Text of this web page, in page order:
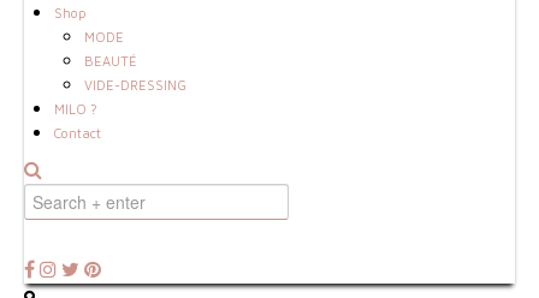
Shop
MODE
BEAUTÉ
VIDE-DRESSING
MILO ?
Contact